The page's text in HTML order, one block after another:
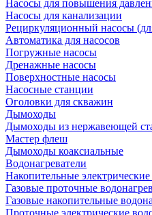
Насосы для повышения
Насосы для канализации
Рециркуляционный насосы
Автоматика для насосов
Погружные насосы
Дренажные насосы
Поверхностные насосы
Насосные станции
Оголовки для скважин
Дымоходы
Дымоходы из нержавеющей
Мастер флеш
Дымоходы коаксиальные
Водонагреватели
Накопительные электрические
Газовые проточные
Газовые накопительные
Проточные электрические